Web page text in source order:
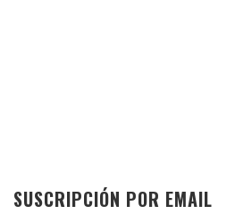
SUSCRIPCIÓN POR EMAIL